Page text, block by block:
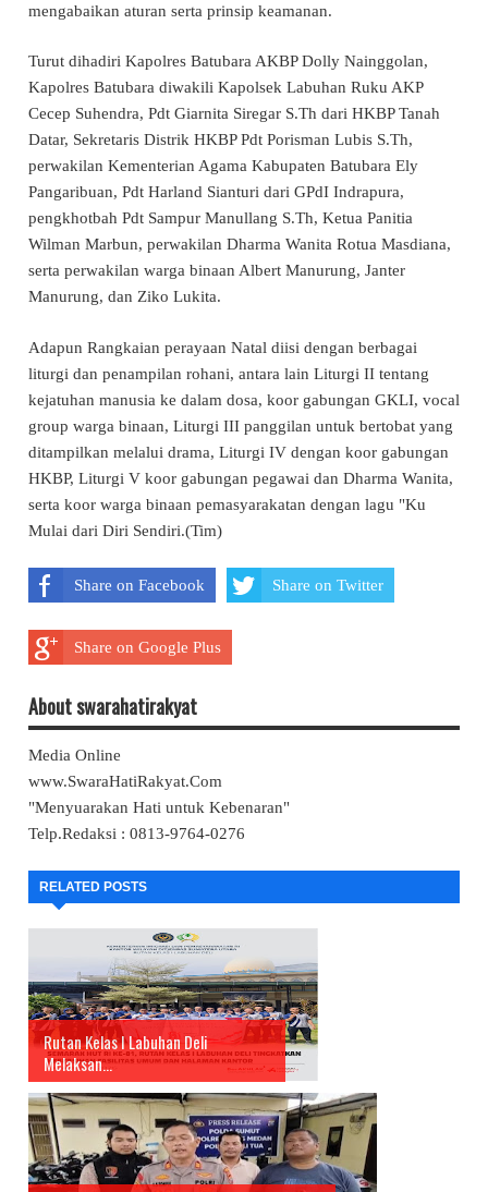
mengabaikan aturan serta prinsip keamanan.
Turut dihadiri Kapolres Batubara AKBP Dolly Nainggolan,
Kapolres Batubara diwakili Kapolsek Labuhan Ruku AKP
Cecep Suhendra, Pdt Giarnita Siregar S.Th dari HKBP Tanah
Datar, Sekretaris Distrik HKBP Pdt Porisman Lubis S.Th,
perwakilan Kementerian Agama Kabupaten Batubara Ely
Pangaribuan, Pdt Harland Sianturi dari GPdI Indrapura,
pengkhotbah Pdt Sampur Manullang S.Th, Ketua Panitia
Wilman Marbun, perwakilan Dharma Wanita Rotua Masdiana,
serta perwakilan warga binaan Albert Manurung, Janter
Manurung, dan Ziko Lukita.
Adapun Rangkaian perayaan Natal diisi dengan berbagai
liturgi dan penampilan rohani, antara lain Liturgi II tentang
kejatuhan manusia ke dalam dosa, koor gabungan GKLI, vocal
group warga binaan, Liturgi III panggilan untuk bertobat yang
ditampilkan melalui drama, Liturgi IV dengan koor gabungan
HKBP, Liturgi V koor gabungan pegawai dan Dharma Wanita,
serta koor warga binaan pemasyarakatan dengan lagu "Ku
Mulai dari Diri Sendiri.(Tim)
Share on Facebook Share on Twitter
Share on Google Plus
About swarahatirakyat
Media Online
www.SwaraHatiRakyat.Com
"Menyuarakan Hati untuk Kebenaran"
Telp.Redaksi : 0813-9764-0276
RELATED POSTS
Rutan Kelas I Labuhan Deli
Melaksan...